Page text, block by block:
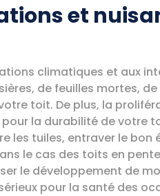
et
climatiques et aux
de feuilles mortes,
toit. De plus, la
la durabilité de votre
les tuiles, entraver le bon
le cas des toits en
le développement de
pour la santé des